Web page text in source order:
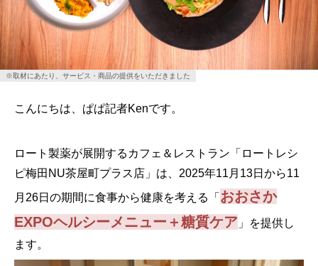
※取材にあたり、サービス・商品の提供をいただきました
こんにちは、ぱぱ記者Kenです。
ロート製薬が展開するカフェ＆レストラン「ロートレシ
ピ梅田NU茶屋町プラス店」は、2025年11月13日から11
月26日の期間に食事から健康を考える「 おおさか
EXPOヘルシーメニュー＋糖質ケア 」を提供し
ます。